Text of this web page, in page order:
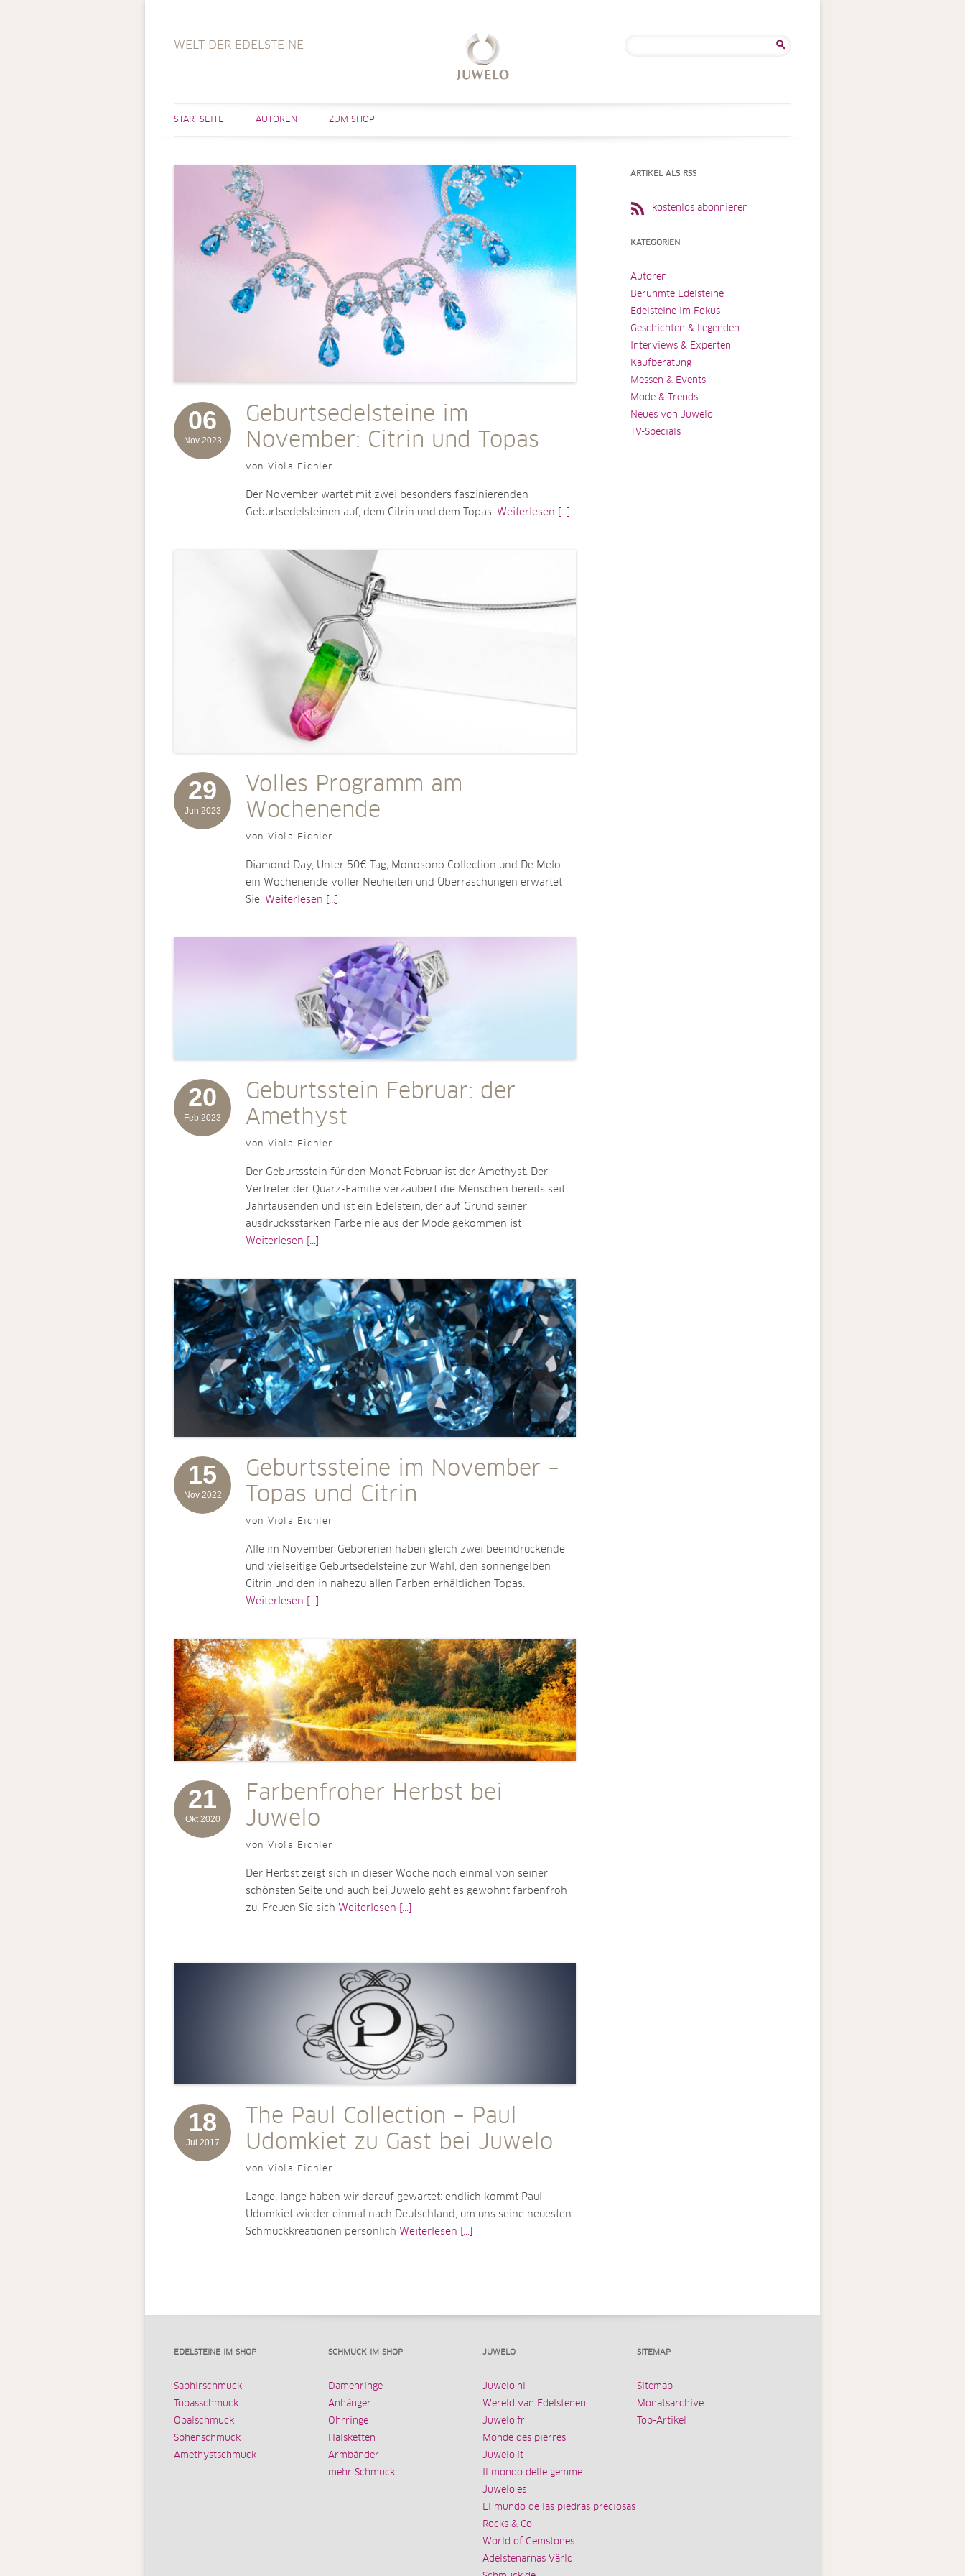
WELT DER EDELSTEINE
STARTSEITE AUTOREN ZUM SHOP
06
Nov 2023
Geburtsedelsteine im
November: Citrin und Topas
von Viola Eichler
Der November wartet mit zwei besonders faszinierenden
Geburtsedelsteinen auf, dem Citrin und dem Topas. Weiterlesen [...]
29
Jun 2023
Volles Programm am
Wochenende
von Viola Eichler
Diamond Day, Unter 50€-Tag, Monosono Collection und De Melo –
ein Wochenende voller Neuheiten und Überraschungen erwartet
Sie. Weiterlesen [...]
20
Feb 2023
Geburtsstein Februar: der
Amethyst
von Viola Eichler
Der Geburtsstein für den Monat Februar ist der Amethyst. Der
Vertreter der Quarz-Familie verzaubert die Menschen bereits seit
Jahrtausenden und ist ein Edelstein, der auf Grund seiner
ausdrucksstarken Farbe nie aus der Mode gekommen ist
Weiterlesen [...]
15
Nov 2022
Geburtssteine im November –
Topas und Citrin
von Viola Eichler
Alle im November Geborenen haben gleich zwei beeindruckende
und vielseitige Geburtsedelsteine zur Wahl, den sonnengelben
Citrin und den in nahezu allen Farben erhältlichen Topas.
Weiterlesen [...]
21
Okt 2020
Farbenfroher Herbst bei
Juwelo
von Viola Eichler
Der Herbst zeigt sich in dieser Woche noch einmal von seiner
schönsten Seite und auch bei Juwelo geht es gewohnt farbenfroh
zu. Freuen Sie sich Weiterlesen [...]
18
Jul 2017
The Paul Collection – Paul
Udomkiet zu Gast bei Juwelo
von Viola Eichler
Lange, lange haben wir darauf gewartet: endlich kommt Paul
Udomkiet wieder einmal nach Deutschland, um uns seine neuesten
Schmuckkreationen persönlich Weiterlesen [...]
ARTIKEL ALS RSS
kostenlos abonnieren
KATEGORIEN
Autoren
Berühmte Edelsteine
Edelsteine im Fokus
Geschichten & Legenden
Interviews & Experten
Kaufberatung
Messen & Events
Mode & Trends
Neues von Juwelo
TV-Specials
EDELSTEINE IM SHOP
Saphirschmuck
Topasschmuck
Opalschmuck
Sphenschmuck
Amethystschmuck
SCHMUCK IM SHOP
Damenringe
Anhänger
Ohrringe
Halsketten
Armbänder
mehr Schmuck
JUWELO
Juwelo.nl
Wereld van Edelstenen
Juwelo.fr
Monde des pierres
Juwelo.it
Il mondo delle gemme
Juwelo.es
El mundo de las piedras preciosas
Rocks & Co.
World of Gemstones
Ädelstenarnas Värld
SITEMAP
Sitemap
Monatsarchive
Top-Artikel